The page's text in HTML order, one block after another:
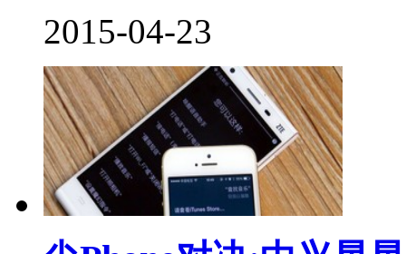
2015-04-23